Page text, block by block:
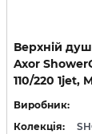
Верхній
Axor
Виробник:
Колекція: